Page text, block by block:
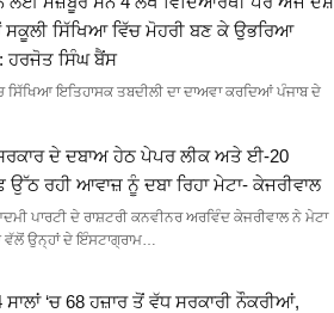
ਸਕੂਲੀ ਸਿੱਖਿਆ ਵਿੱਚ ਮੋਹਰੀ ਬਣ ਕੇ ਉਭਰਿਆ
ਹਰਜੋਤ ਸਿੰਘ ਬੈਂਸ
ਸਿੱਖਿਆ ਇਤਿਹਾਸਕ ਤਬਦੀਲੀ ਦਾ ਦਾਅਵਾ ਕਰਦਿਆਂ ਪੰਜਾਬ ਦੇ
ਦੇ ਦਬਾਅ ਹੇਠ ਪੇਪਰ ਲੀਕ ਅਤੇ ਈ-20
ਉੱਠ ਰਹੀ ਆਵਾਜ਼ ਨੂੰ ਦਬਾ ਰਿਹਾ ਮੇਟਾ- ਕੇਜਰੀਵਾਲ
ਪਾਰਟੀ ਦੇ ਰਾਸ਼ਟਰੀ ਕਨਵੀਨਰ ਅਰਵਿੰਦ ਕੇਜਰੀਵਾਲ ਨੇ ਮੇਟਾ
ਉਨ੍ਹਾਂ ਦੇ ਇੰਸਟਾਗ੍ਰਾਮ…
ਸਾਲਾਂ ‘ਚ 68 ਹਜ਼ਾਰ ਤੋਂ ਵੱਧ ਸਰਕਾਰੀ ਨੌਕਰੀਆਂ,